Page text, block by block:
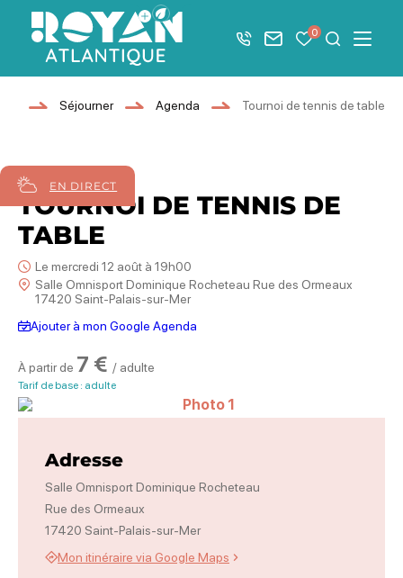
Afficher la barre de navigation du mode éco
Royan Atlantique
+33 5 46 08 21 00
Nous contacter
Mes favoris
0 JeMenu
Séjourner Agenda Tournoi de tennis de table
EN DIRECT
12 août 2026
TOURNOI DE TENNIS DE
TABLE
Le mercredi 12 août à 19h00
Salle Omnisport Dominique Rocheteau Rue des Ormeaux
17420 Saint-Palais-sur-Mer
Ajouter à mon Google Agenda
À partir de 7 € / adulte
Tarif de base : adulte
Photo 1
Adresse
Salle Omnisport Dominique Rocheteau
Rue des Ormeaux
17420 Saint-Palais-sur-Mer
Mon itinéraire via Google Maps